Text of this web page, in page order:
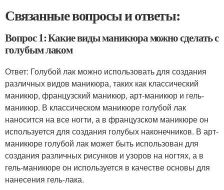
Связанные вопросы и ответы:
Вопрос 1: Какие виды маникюра можно сделать с
голубым лаком
Ответ: Голубой лак можно использовать для создания
различных видов маникюра, таких как классический
маникюр, французский маникюр, арт-маникюр и гель-
маникюр. В классическом маникюре голубой лак
наносится на все ногти, а в французском маникюре он
используется для создания голубых наконечников. В арт-
маникюре голубой лак может быть использован для
создания различных рисунков и узоров на ногтях, а в
гель-маникюре он используется в качестве основы для
нанесения гель-лака.